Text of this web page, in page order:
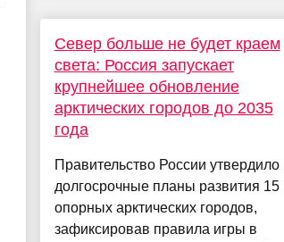
Север больше не будет краем
света: Россия запускает
крупнейшее обновление
арктических городов до 2035
года
Правительство России утвердило
долгосрочные планы развития 15
опорных арктических городов,
зафиксировав правила игры в